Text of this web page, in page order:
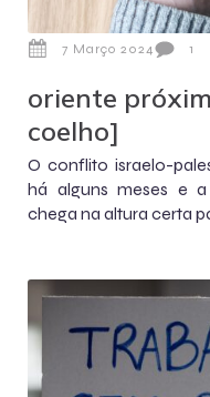
7 Março 2024 1
oriente
coelho]
O conflito israelo-
há alguns meses e
chega na altura certa